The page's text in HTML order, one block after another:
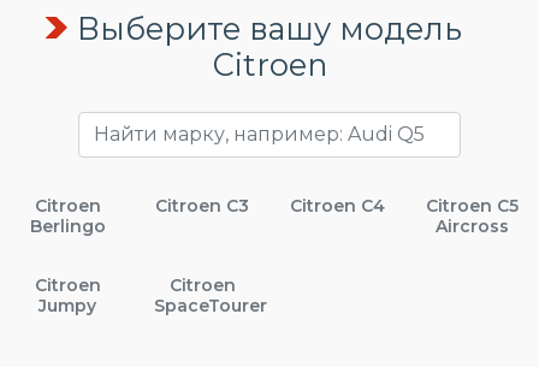
Выберите вашу модель
Citroen
Citroen
Berlingo
Citroen C3 Citroen C4
Citroen C5
Aircross
Citroen
Jumpy
Citroen
SpaceTourer